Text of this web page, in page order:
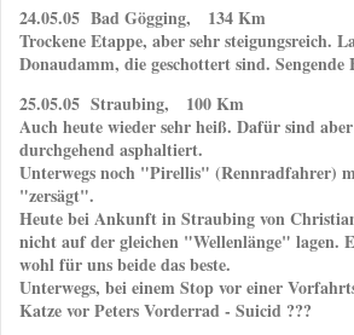
24.05.05 Bad Gögging, 134 Km
Trockene Etappe, aber sehr steigungsreich.
Donaudamm, die geschottert sind. Sengende
25.05.05 Straubing, 100 Km
Auch heute wieder sehr heiß. Dafür sind
durchgehend asphaltiert.
Unterwegs noch "Pirellis" (Rennradfahrer)
"zersägt".
Heute bei Ankunft in Straubing von
nicht auf der gleichen "Wellenlänge" lagen.
wohl für uns beide das beste.
Unterwegs, bei einem Stop vor einer
Katze vor Peters Vorderrad - Suicid ???